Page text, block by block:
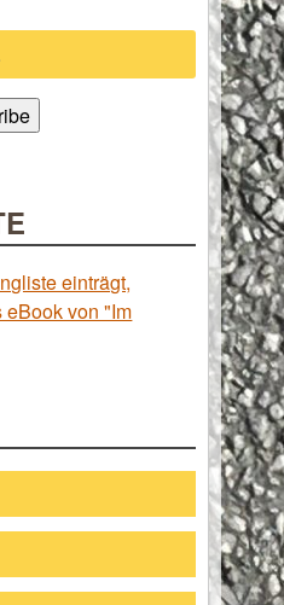
einträgt,
eBook von "Im